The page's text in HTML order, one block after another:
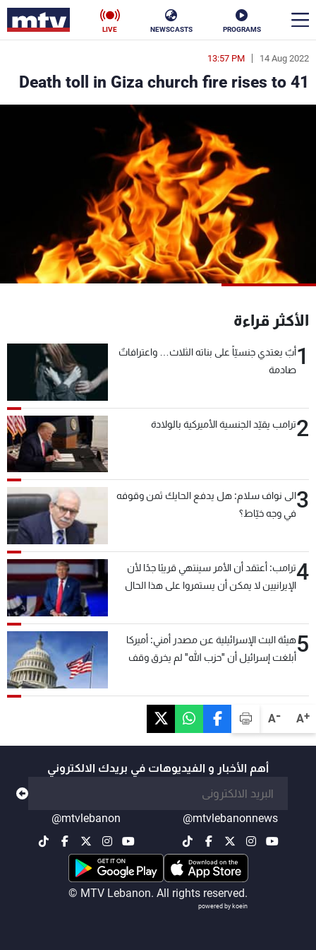
PROGRAMS
NEWSCASTS
LIVE
A+
A-
14 Aug 2022
13:57 PM
Death toll in Giza church fire rises to 41
الأكثر قراءة
1أبٌ يعتدي جنسيّاً على بناته الثلاث… واعترافاتٌ
صادمة
2ترامب يقيّد الجنسية الأميركية بالولادة
3الى نواف سلام: هل يدفع الحايك ثمن وقوفه
في وجه خيّاط؟
4ترامب: أعتقد أن الأمر سينتهي قريبًا جدًا لأن
الإيرانيين لا يمكن أن يستمروا على هذا الحال
5هيئة البث الإسرائيلية عن مصدر أمني: أميركا
أبلغت إسرائيل أن "حزب الله" لم يخرق وقف
أهم الأخبار و الفيديوهات في بريدك الالكتروني
@mtvlebanonnews
@mtvlebanon
© MTV Lebanon. All rights reserved.
powered by koein
en
الأخبار
ناس
فن
رياضة
كأس العالم
جدول البرامج
شاهد البرامج
الترددات
الإنـتـاج
لاعلاناتكم
تواصل معنا
شروط الإسـتخدام